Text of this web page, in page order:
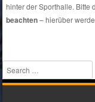
Themen
interessieren.
hinter der Sporthalle. Bitte
beachten– hierüber
Search